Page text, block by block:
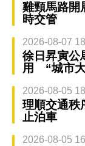
雞頸馬路
時交管
2026-08-07
徐日昇寅公
用 “城市
2026-08-05
理順交通
止泊車
2026-08-05